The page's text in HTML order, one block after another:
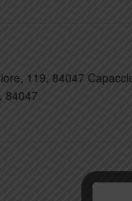
119, 84047
, 84047